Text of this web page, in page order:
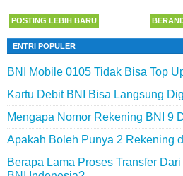
POSTING LEBIH BARU
ENTRI POPULER
BNI Mobile 0105 Tidak Bisa Top
Kartu Debit BNI Bisa Langsung
Mengapa Nomor Rekening BNI 9
Apakah Boleh Punya 2 Rekening
Berapa Lama Proses Transfer